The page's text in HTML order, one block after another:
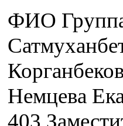
ФИО
Немцева
403